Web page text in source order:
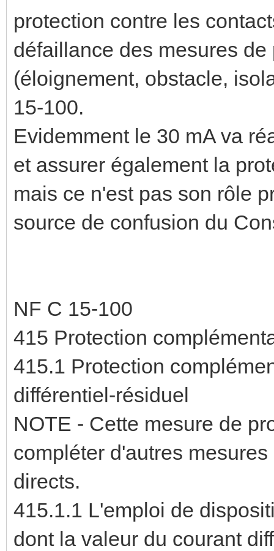
protection contre les
défaillance des mesures
(éloignement, obstacle,
15-100.
Evidemment le 30 mA va
et assurer également la
mais ce n'est pas son rôle
source de confusion du
NF C 15-100
415 Protection
415.1 Protection
différentiel-résiduel
NOTE - Cette mesure de
compléter d'autres
directs.
415.1.1 L'emploi de
dont la valeur du courant